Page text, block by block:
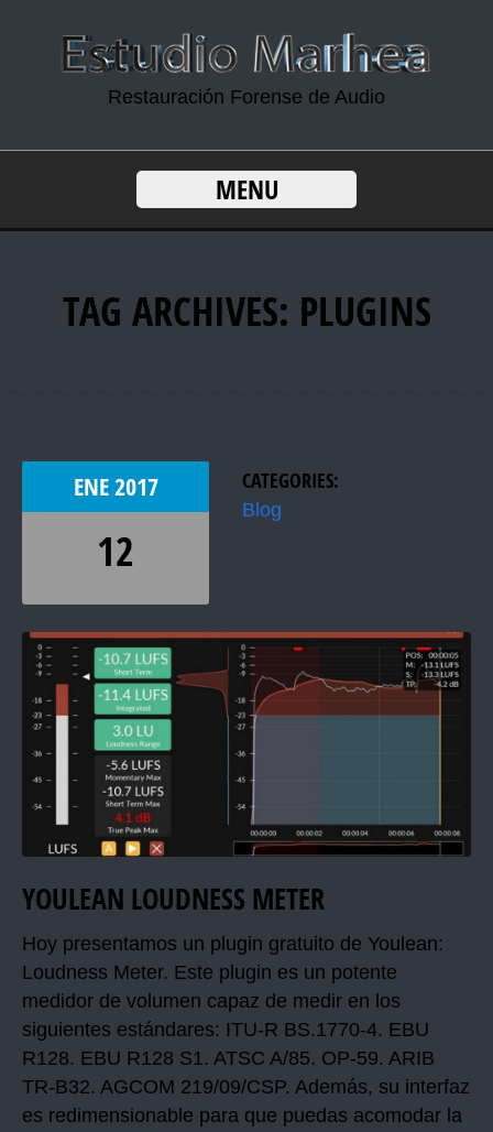
Restauración Forense de Audio
MENU
TAG ARCHIVES: PLUGINS
ENE2017
12
CATEGORIES:
Blog
YOULEAN LOUDNESS METER
Hoy presentamos un plugin gratuito de Youlean:
Loudness Meter. Este plugin es un potente
medidor de volumen capaz de medir en los
siguientes estándares: ITU-R BS.1770-4. EBU
R128. EBU R128 S1. ATSC A/85. OP-59. ARIB
TR-B32. AGCOM 219/09/CSP. Además, su interfaz
es redimensionable para que puedas acomodar la